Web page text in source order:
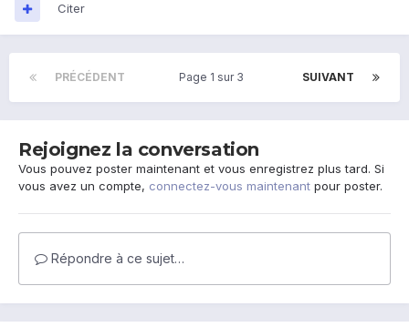
Citer
PRÉCÉDENT SUIVANT
Page 1 sur 3
Rejoignez la conversation
Vous pouvez poster maintenant et vous enregistrez plus tard. Si
vous avez un compte, connectez-vous maintenant pour poster.
Répondre à ce sujet…